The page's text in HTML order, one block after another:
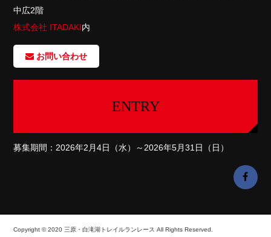
中広2階
株式会社 ITADAKI内
お問い合わせ
ENTRY
募集期間：2026年2月4日（水）～2026年5月31日（日）
Copyright © 2020 三原・白滝湖トレイルランレース All Rights Reserved.